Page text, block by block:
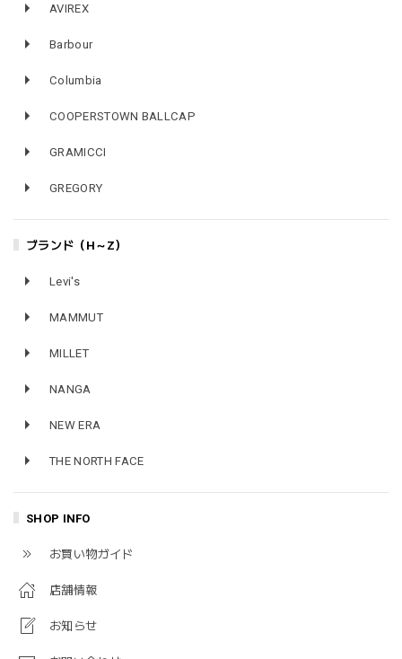
AVIREX
Barbour
Columbia
COOPERSTOWN BALLCAP
GRAMICCI
GREGORY
ブランド（H～Z）
Levi's
MAMMUT
MILLET
NANGA
NEW ERA
THE NORTH FACE
SHOP INFO
お買い物ガイド
店舗情報
お知らせ